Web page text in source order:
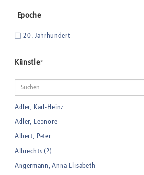
Epoche
20. Jahrhundert
Künstler
Adler, Karl-Heinz
Adler, Leonore
Albert, Peter
Albrechts (?)
Angermann, Anna Elisabeth